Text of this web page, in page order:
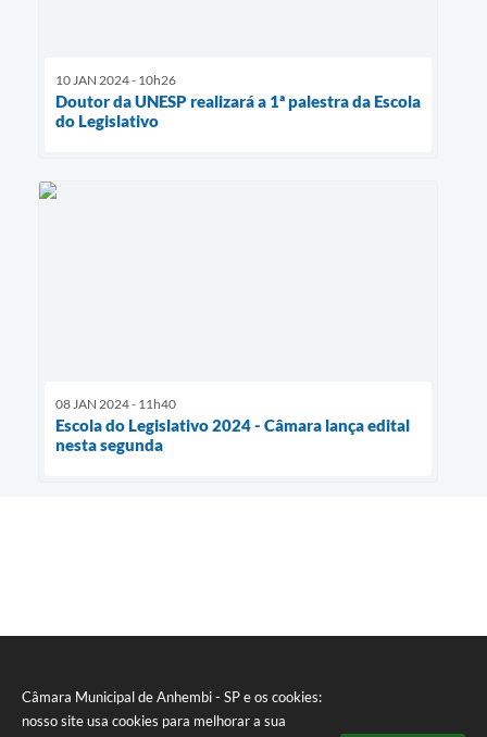
Câmara Municipal de Anhembi - SP e os cookies:
nosso site usa cookies para melhorar a sua
10 JAN 2024 - 10h26
Doutor da UNESP realizará a 1ª palestra da Escola
do Legislativo
08 JAN 2024 - 11h40
Escola do Legislativo 2024 - Câmara lança edital
nesta segunda